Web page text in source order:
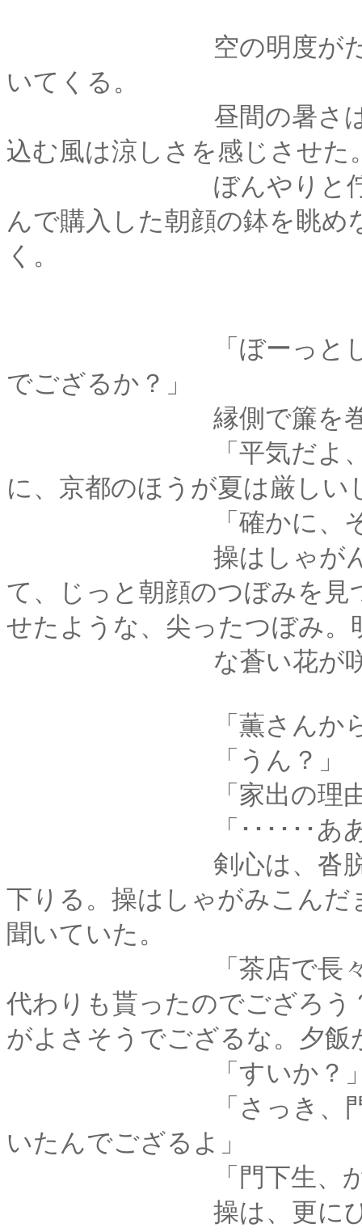
空の明度がだんだん
いてくる。
昼間の暑さは随分と
込む風は涼しさを感じさせた
ぼんやりと佇んでい
んで購入した朝顔の鉢を眺
く。
「ぼーっとしてるで
でござるか？」
縁側で簾を巻き上げ
「平気だよ、もうそ
に、京都のほうが夏は厳しい
「確かに、そうで
操はしゃがんで膝の
て、じっと朝顔のつぼみを
せたような、尖ったつぼみ。
な蒼い花が咲く
「薫さんから
「うん？」
「家出の理由、
「･･････ああ、聞
剣心は、沓脱石の上
下りる。操はしゃがみこん
聞いていた。
「茶店で長々と話し
代わりも貰ったのでござろ
がよさそうでござるな。夕飯
「すいか？
「さっき、門下生の
いたんでござるよ」
「門下生、か
操は、更にひとつ長